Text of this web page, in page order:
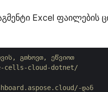
Excel ფაილების
გთხოვთ, ეწვიოთ
cells-cloud-dotnet/
დან